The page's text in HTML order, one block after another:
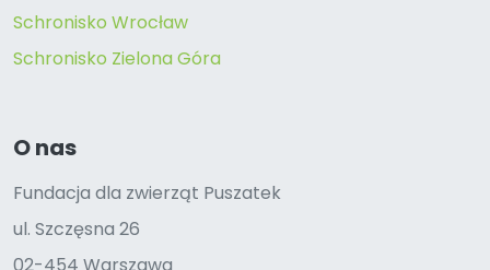
Schronisko Wrocław
Schronisko Zielona Góra
O nas
Fundacja dla zwierząt Puszatek
ul. Szczęsna 26
02-454 Warszawa